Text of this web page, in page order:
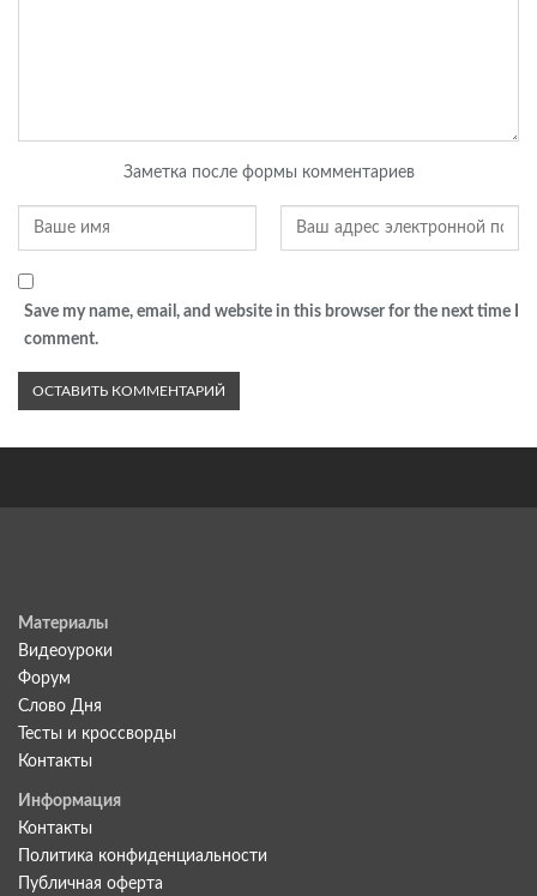
Заметка после формы комментариев
Save my name, email, and website in this browser for the next time I
comment.
Материалы
Видеоуроки
Форум
Слово Дня
Тесты и кроссворды
Контакты
Информация
Контакты
Политика конфиденциальности
Публичная оферта